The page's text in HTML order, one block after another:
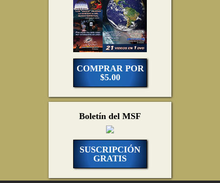
COMPRAR POR
$5.00
Boletín del MSF
SUSCRIPCIÓN
GRATIS